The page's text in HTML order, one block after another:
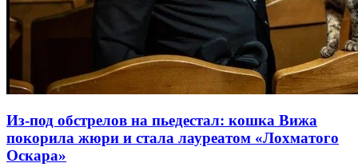
Из-под обстрелов на пьедестал: кошка Вижа
покорила жюри и стала лауреатом «Лохматого
Оскара»